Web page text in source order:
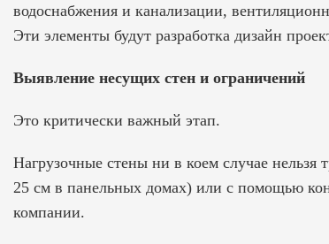
водоснабжения и канализации,
Эти элементы будут разработка дизайн
Выявление несущих стен и ограничений
Это критически важный этап.
Нагрузочные стены ни в коем случае
25 см в панельных домах) или с помощью
компании.